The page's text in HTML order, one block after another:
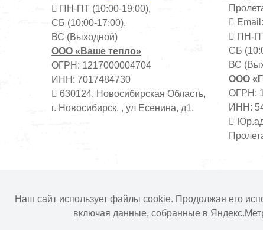
ПН-ПТ (10:00-19:00),
СБ (10:00-17:00),
ВС (Выходной)
ООО «Ваше тепло»
ОГРН: 1217000004704
ИНН: 7017484730
630124, Новосибирская Область,
г. Новосибирск, , ул Есенина, д1.
Email:
ПН-
СБ
ВС
ООО
ОГРН:
ИНН:
Наш сайт использует файлы cookie. Продолжая его
включая данные, собранные в